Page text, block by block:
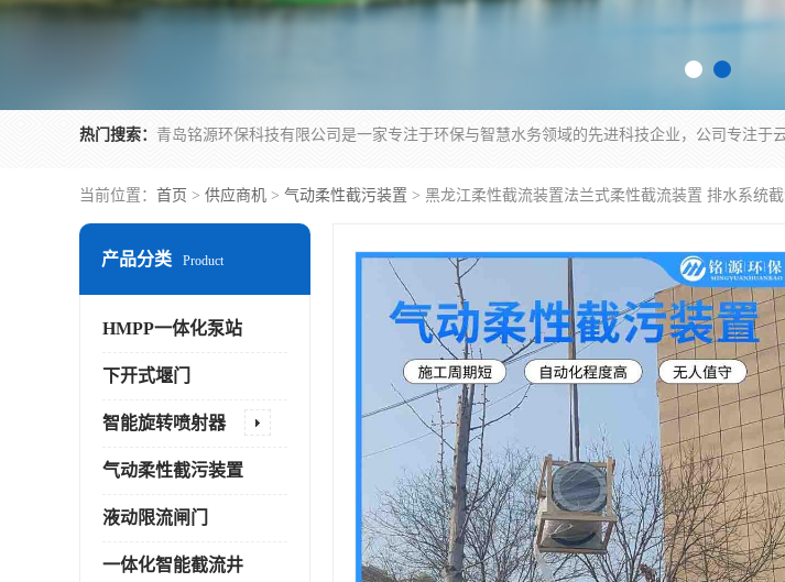
热门搜索：
当前位置： 首页 > 供应商机 > 气动柔性截污装置 > 黑龙江柔性截流装置法兰式柔性截流装置 排水系统
产品分类 Product
HMPP一体化泵站
下开式堰门
智能旋转喷射器
气动柔性截污装置
液动限流闸门
一体化智能截流井